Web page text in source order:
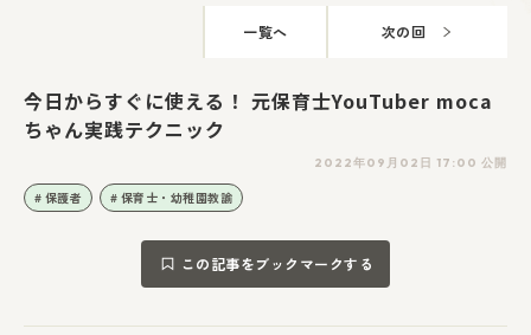
一覧へ 次の回
今日からすぐに使える！ 元保育士YouTuber moca
ちゃん実践テクニック
2022年09月02日 17:00 公開
保護者 保育士・幼稚園教諭
この記事をブックマークする